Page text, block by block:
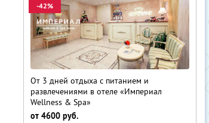
-42%
От 3 дней отдыха с питанием и
развлечениями в отеле «Империал
Wellness & Spa»
от 4600 руб.